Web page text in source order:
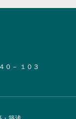
０－ １０３